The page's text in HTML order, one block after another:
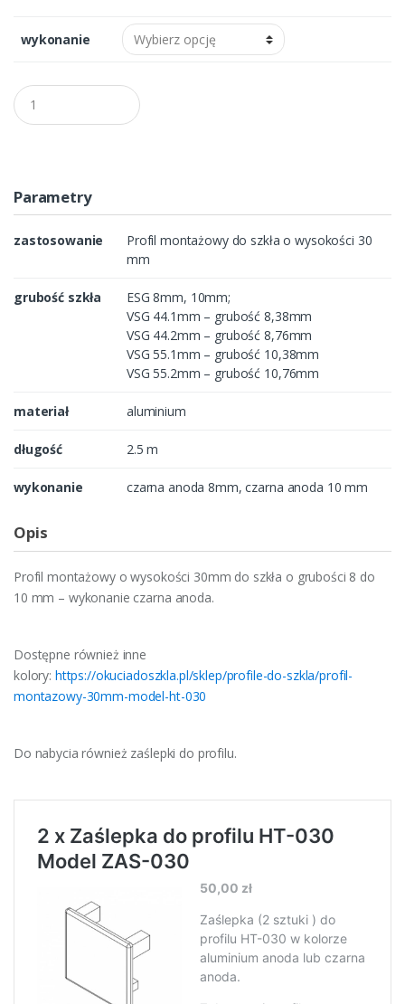
wykonanie
Q
u
a
t
yParametry
zastosowanie
Profil montażowy do szkła o wysokości 30
mm
grubość szkła
ESG 8mm, 10mm;
VSG 44.1mm – grubość 8,38mm
VSG 44.2mm – grubość 8,76mm
VSG 55.1mm – grubość 10,38mm
VSG 55.2mm – grubość 10,76mm
materiał aluminium
długość 2.5 m
wykonanie czarna anoda 8mm, czarna anoda 10 mm
Opis
Profil montażowy o wysokości 30mm do szkła o grubości 8 do
10 mm – wykonanie czarna anoda.
Dostępne również inne
kolory: https://okuciadoszkla.pl/sklep/profile-do-szkla/profil-
montazowy-30mm-model-ht-030
Do nabycia również zaślepki do profilu.